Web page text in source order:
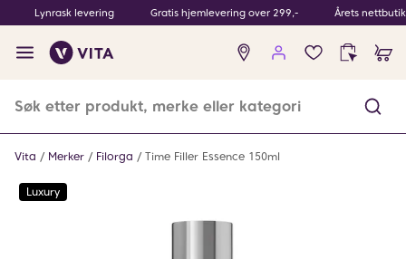
Lynrask levering Gratis hjemlevering over 299,- Årets
Ingen
produkter
Vita Merker Filorga Time Filler Essence 150ml
Luxury